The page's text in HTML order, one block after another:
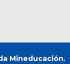
Mineducación.